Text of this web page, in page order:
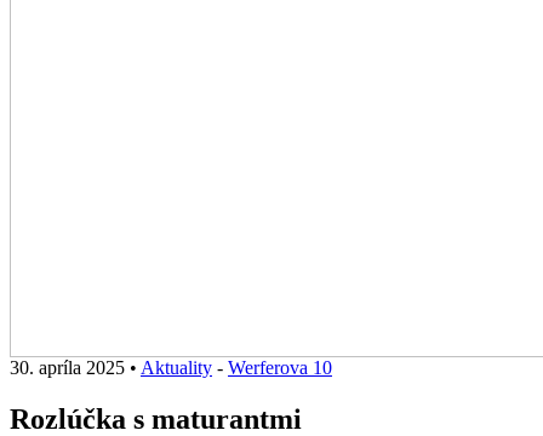
30. apríla 2025 • Aktuality - Werferova 10
Rozlúčka s maturantmi